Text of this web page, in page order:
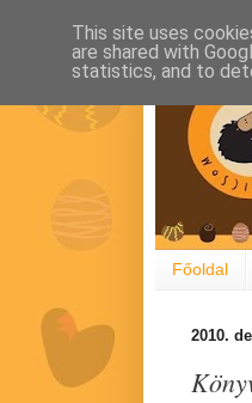
Főoldal
2010.
This site uses
are shared with
statistics, and to